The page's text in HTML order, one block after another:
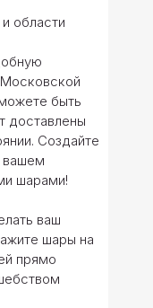
области
быть
доставлены
Создайте
вашем
шарами!
ваш
шары на
прямо